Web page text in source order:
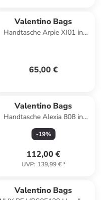
Valentino Bags
Handtasche Arpie XI01 in
65,00 €
Valentino Bags
Handtasche Alexia 808 in
Cuoio
-19%
112,00 €
UVP: 139,99 €*
Valentino Bags